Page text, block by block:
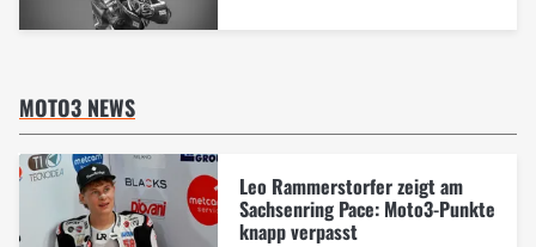
MOTO3 NEWS
Leo Rammerstorfer zeigt am
Sachsenring Pace: Moto3-Punkte
knapp verpasst